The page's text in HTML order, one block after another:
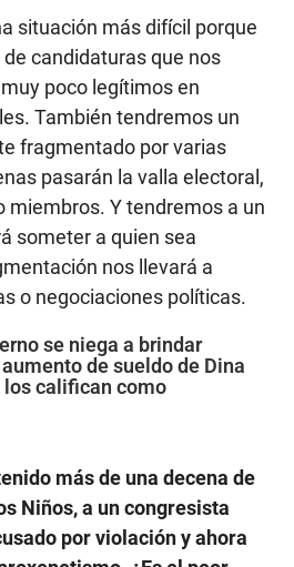
situación más difícil porque
candidaturas que nos
poco legítimos en
También tendremos un
fragmentado por varias
pasarán la valla electoral,
miembros. Y tendremos a un
someter a quien sea
nos llevará a
o negociaciones políticas.
se niega a brindar
de sueldo de Dina
los califican como
más de una decena de
Niños, a un congresista
por violación y ahora